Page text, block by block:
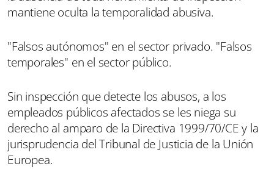
mantiene oculta la temporalidad abusiva.
"Falsos autónomos" en el sector privado. "Falsos
temporales" en el sector público.
Sin inspección que detecte los abusos, a los
empleados públicos afectados se les niega su
derecho al amparo de la Directiva 1999/70/CE y la
jurisprudencia del Tribunal de Justicia de la Unión
Europea.